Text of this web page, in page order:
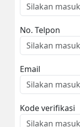
No. Telpon
Email
Kode verifikasi